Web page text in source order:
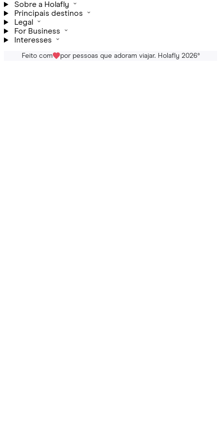
Sobre a Holafly
Principais destinos
Legal
For Business
Interesses
Feito com por pessoas que adoram viajar. Holafly 2026®